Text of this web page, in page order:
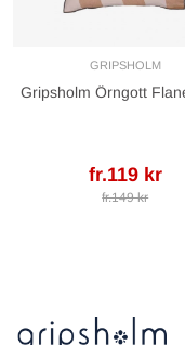
GRIPSHOLM
Gripsholm Örngott
fr.119 kr
fr.149 kr